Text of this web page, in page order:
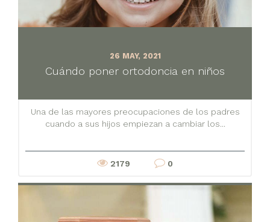
26 MAY, 2021
Cuándo poner ortodoncia en niños
Una de las mayores preocupaciones de los padres
cuando a sus hijos empiezan a cambiar los...
2179 0